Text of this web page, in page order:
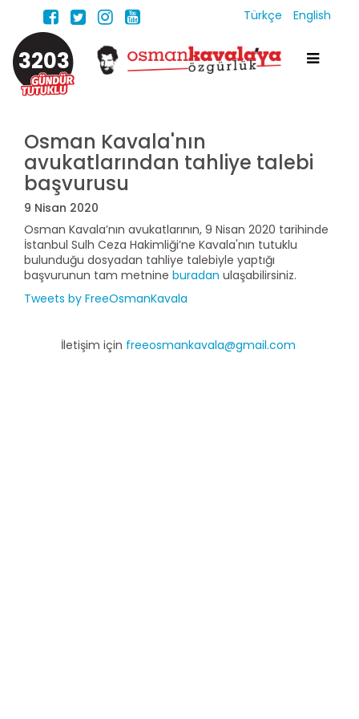
Türkçe English
3203
Osman Kavala'nın
avukatlarından tahliye talebi
başvurusu
9 Nisan 2020
Osman Kavala’nın avukatlarının, 9 Nisan 2020 tarihinde
İstanbul Sulh Ceza Hakimliği’ne Kavala'nın tutuklu
bulunduğu dosyadan tahliye talebiyle yaptığı
başvurunun tam metnine buradan ulaşabilirsiniz.
Tweets by FreeOsmanKavala
İletişim için freeosmankavala@gmail.com